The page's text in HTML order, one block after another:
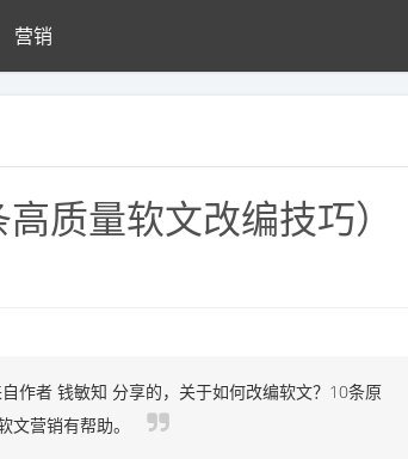
营销
质量软文改编技巧）
作者 钱敏知 分享的，关于如何改编软文？10条原
文营销有帮助。